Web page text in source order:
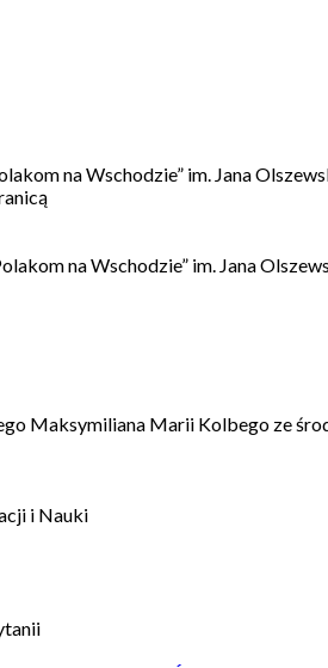
na Wschodzie” im. Jana
na Wschodzie” im. Jana
Maksymiliana Marii Kolbego ze
i Nauki